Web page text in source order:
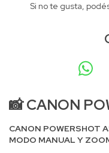
Si no te gusta,
📸CANON
CANON POWERSHOT
MODO MANUAL Y